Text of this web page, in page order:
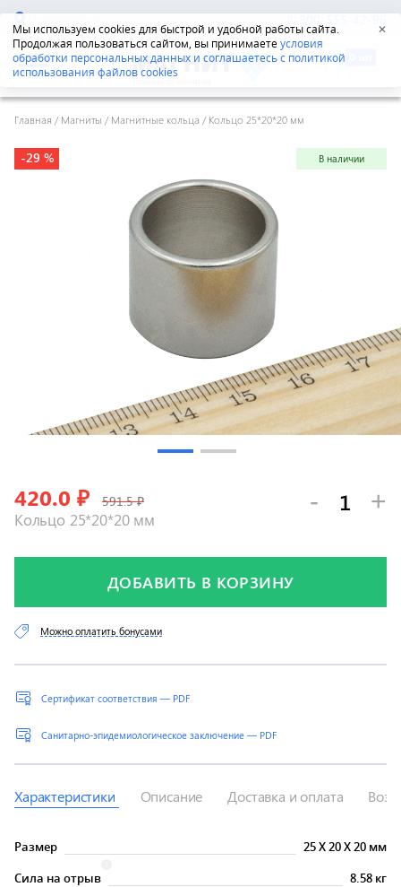
Мы используем cookies для быстрой и удобной работы сайта.
Продолжая пользоваться сайтом, вы принимаетеусловия
обработки персональных данных и соглашаетесь с политикой
использования файлов cookies
✕
Екатеринбург 8-800-555-42-96
Главная /Магниты /Магнитные кольца /Кольцо 25*20*20 мм
-29 % В наличии
Кольцо 25*20*20 мм
420.0 ₽ 591.5 ₽ - +
ДОБАВИТЬ В КОРЗИНУ
Сертификат соответствия — PDF
Санитарно-эпидемиологическое заключение — PDF
Можно оплатить бонусами
Характеристики Описание Доставка и оплата
Размер 25X20X20 мм
Сила на отрыв
8.58 кг